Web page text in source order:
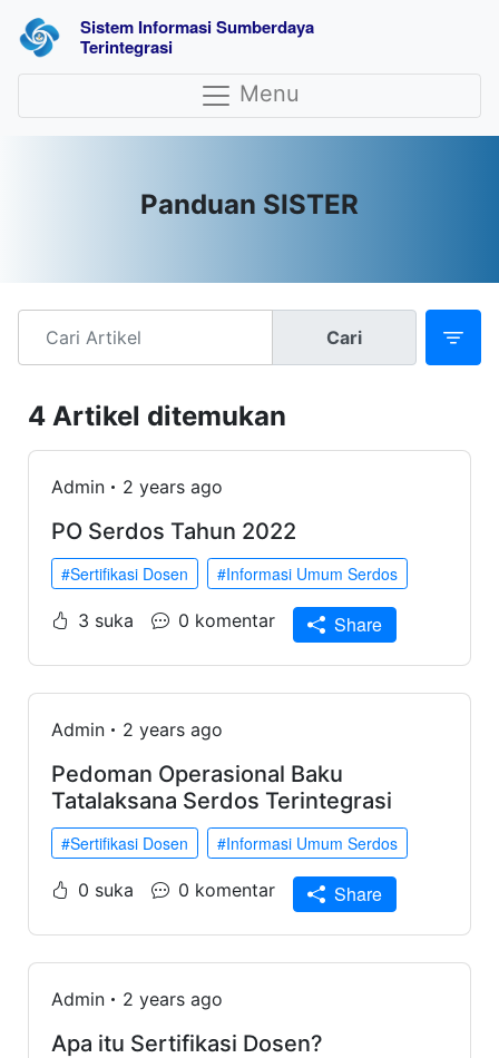
Sistem Informasi Sumberdaya
Terintegrasi
Menu
Panduan SISTER
Cari
4 Artikel ditemukan
Admin 2 years ago
PO Serdos Tahun 2022
#Sertifikasi Dosen #Informasi Umum Serdos
3 suka 0 komentar Share
Admin 2 years ago
Pedoman Operasional Baku
Tatalaksana Serdos Terintegrasi
#Sertifikasi Dosen #Informasi Umum Serdos
0 suka 0 komentar Share
Admin 2 years ago
Apa itu Sertifikasi Dosen?